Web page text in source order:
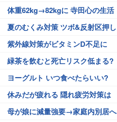
体重62kg→82kgに 寺田心の生活
夏のむくみ対策 ツボ&反射区押し
紫外線対策がビタミンD不足に
緑茶を飲むと死亡リスク低まる?
ヨーグルト いつ食べたらいい?
休みだが疲れる 隠れ疲労対策は
母が娘に減量強要→家庭内別居へ